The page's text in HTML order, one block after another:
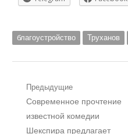
благоустройство Труханов
Навигация
Предыдущие
Предыдущий
пост:
Современное прочтение
известной комедии
Шекспира предлагает